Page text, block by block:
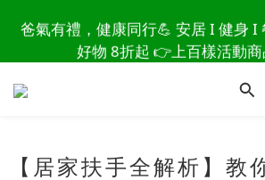
讀懂爸爸總說「不用買」的堅強
思，找回他的生活主
爸氣有禮，健康同行💪 安居 I 健身 I
好物 8折起 👉上百樣活動
讀懂爸爸總說「不用買」的堅強
思，找回他的生活主
【居家扶手全解析】教